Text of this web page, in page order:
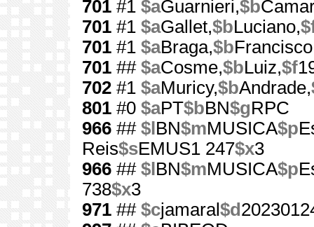
701 #1 $aGuarnieri,$b
701 #1 $aGallet,$bLuciano,
701 #1 $aBraga,$b
701 ## $aCosme,$bLuiz,$f
702 #1 $aMuricy,$bAndrade,
801 #0 $aPT$bBN$gRPC
966 ## $l BN$mMUSICA$p
Reis$sEMUS1 247$x3
966 ## $l BN$mMUSICA$p
738$x3
971 ## $cjamaral$d